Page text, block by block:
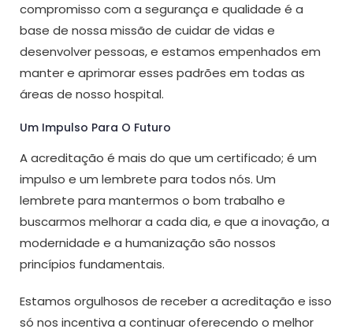
compromisso com a segurança e qualidade é a
base de nossa missão de cuidar de vidas e
desenvolver pessoas, e estamos empenhados em
manter e aprimorar esses padrões em todas as
áreas de nosso hospital.
Um Impulso Para O Futuro
A acreditação é mais do que um certificado; é um
impulso e um lembrete para todos nós. Um
lembrete para mantermos o bom trabalho e
buscarmos melhorar a cada dia, e que a inovação, a
modernidade e a humanização são nossos
princípios fundamentais.
Estamos orgulhosos de receber a acreditação e isso
só nos incentiva a continuar oferecendo o melhor